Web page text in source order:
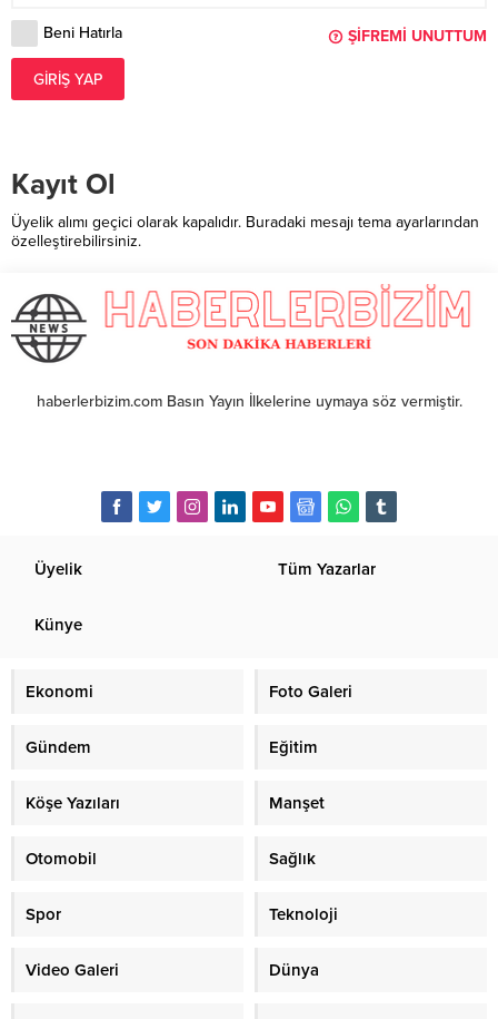
Beni Hatırla ŞIFREMI UNUTTUM
GIRIŞ YAP
Kayıt Ol
Üyelik alımı geçici olarak kapalıdır. Buradaki mesajı tema ayarlarından
özelleştirebilirsiniz.
haberlerbizim.com Basın Yayın İlkelerine uymaya söz vermiştir.
Üyelik Tüm Yazarlar
Künye
Ekonomi Foto Galeri
Gündem Eğitim
Köşe Yazıları Manşet
Otomobil Sağlık
Spor Teknoloji
Video Galeri Dünya